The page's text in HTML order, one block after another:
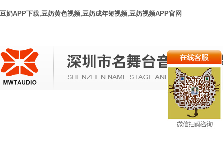
豆奶APP下载,豆奶黄色视频,豆奶成年短视频,豆奶视频APP官网
视频显示系
统